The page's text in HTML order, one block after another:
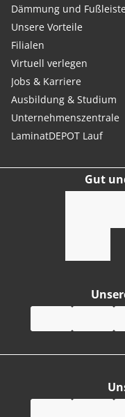
Dämmung und
Unsere Vorteile
Filialen
Virtuell verlegen
Jobs & Karriere
Ausbildung & Studium
Unternehmenszentrale
LaminatDEPOT Lauf
Gut